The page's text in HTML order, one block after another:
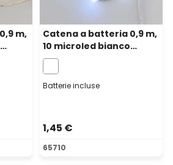
m,
5 su 5 stelle
Catena a batteria 0,9 m,
10 microled bianco
freddo, cavo metal
argento, micro
portabatterie
Batterie incluse
1,45 €
65710